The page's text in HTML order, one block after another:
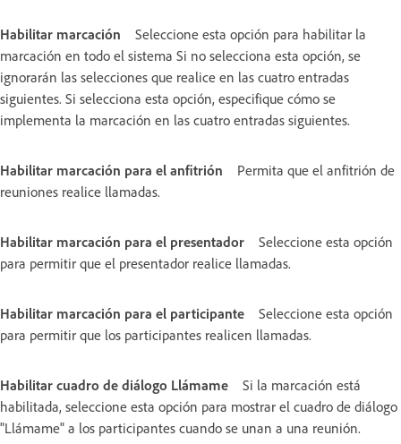
Habilitar marcación
Seleccione esta opción para habilitar la
marcación en todo el sistema Si no selecciona esta opción, se
ignorarán las selecciones que realice en las cuatro entradas
siguientes. Si selecciona esta opción, especifique cómo se
implementa la marcación en las cuatro entradas siguientes.
Habilitar marcación para el anfitrión
Permita que el anfitrión de
reuniones realice llamadas.
Habilitar marcación para el presentador
Seleccione esta opción
para permitir que el presentador realice llamadas.
Habilitar marcación para el participante
Seleccione esta opción
para permitir que los participantes realicen llamadas.
Habilitar cuadro de diálogo Llámame
Si la marcación está
habilitada, seleccione esta opción para mostrar el cuadro de diálogo
"Llámame" a los participantes cuando se unan a una reunión.